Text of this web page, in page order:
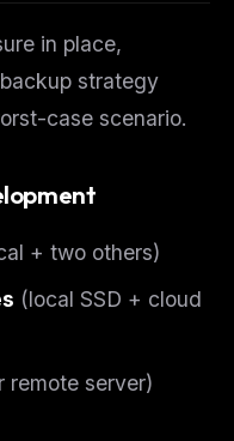
in place,
strategy
case scenario.
+ two others)
(local SSD + cloud
remote server)